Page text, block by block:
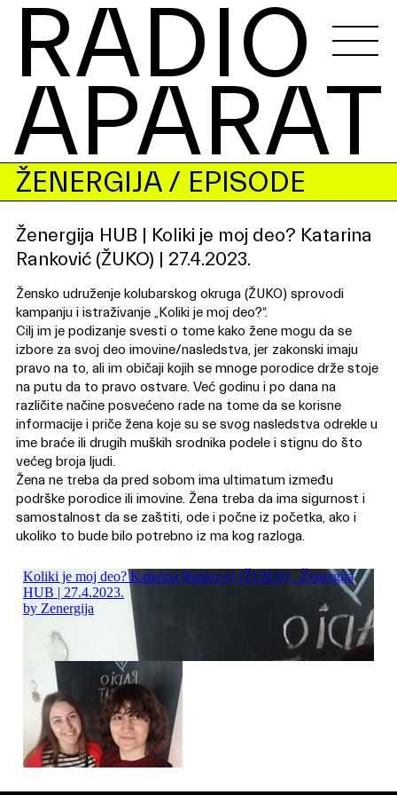
RADIO
APARAT
ŽENERGIJA/ EPISODE
Ženergija HUB | Koliki je moj deo? Katarina
Ranković (ŽUKO) | 27.4.2023.
Žensko udruženje kolubarskog okruga (ŽUKO) sprovodi
kampanju i istraživanje „Koliki je moj deo?“.
Cilj im je podizanje svesti o tome kako žene mogu da se
izbore za svoj deo imovine/nasledstva, jer zakonski imaju
pravo na to, ali im običaji kojih se mnoge porodice drže stoje
na putu da to pravo ostvare. Već godinu i po dana na
različite načine posvećeno rade na tome da se korisne
informacije i priče žena koje su se svog nasledstva odrekle u
ime braće ili drugih muških srodnika podele i stignu do što
većeg broja ljudi.
Žena ne treba da pred sobom ima ultimatum između
podrške porodice ili imovine. Žena treba da ima sigurnost i
samostalnost da se zaštiti, ode i počne iz početka, ako i
ukoliko to bude bilo potrebno iz ma kog razloga.